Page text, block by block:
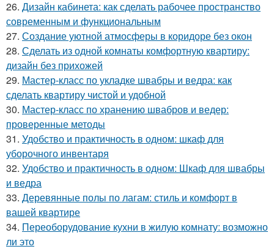
26. Дизайн кабинета: как сделать рабочее пространство
современным и функциональным
27. Создание уютной атмосферы в коридоре без окон
28. Сделать из одной комнаты комфортную квартиру:
дизайн без прихожей
29. Мастер-класс по укладке швабры и ведра: как
сделать квартиру чистой и удобной
30. Мастер-класс по хранению швабров и ведер:
проверенные методы
31. Удобство и практичность в одном: шкаф для
уборочного инвентаря
32. Удобство и практичность в одном: Шкаф для швабры
и ведра
33. Деревянные полы по лагам: стиль и комфорт в
вашей квартире
34. Переоборудование кухни в жилую комнату: возможно
ли это